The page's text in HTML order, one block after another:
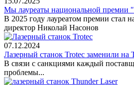
Мы лауреаты национальной премии
В 2025 году лауреатом премии стал
директор Николай Насонов
07.12.2024
Лазерный станок Trotec заменили на
В связи с санкциями каждый
проблемы...